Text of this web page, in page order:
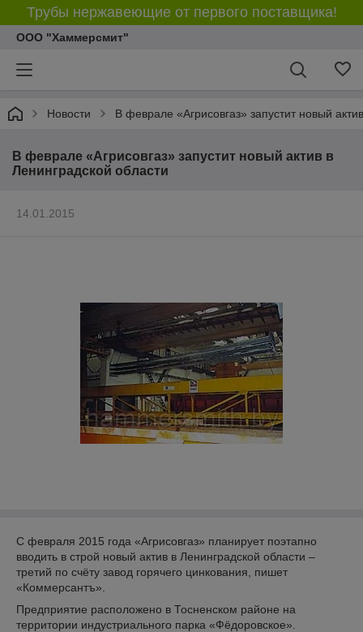
Трубы нержавеющие от первого поставщика!
ООО "Хаммерсмит"
Новости В феврале «Агрисовгаз» запустит новый
В феврале «Агрисовгаз» запустит новый актив в
Ленинградской области
14.01.2015
С февраля 2015 года «Агрисовгаз» планирует поэтапно
вводить в строй новый актив в Ленинградской области –
третий по счёту завод горячего цинкования, пишет
«Коммерсантъ».
Предприятие расположено в Тосненском районе на
территории индустриального парка «Фёдоровское».